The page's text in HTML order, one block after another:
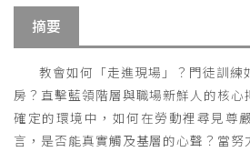
摘要
教會如何「走進現場」？門徒訓
房？直擊藍領階層與職場新鮮人的核
確定的環境中，如何在勞動裡尋見尊
言，是否能真實觸及基層的心聲？當